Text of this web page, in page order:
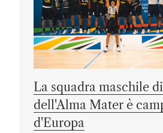
La squadra maschile
dell'Alma Mater è
d'Europa